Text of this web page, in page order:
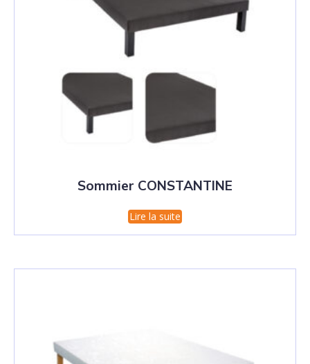
Sommier CONSTANTINE
Lire la suite